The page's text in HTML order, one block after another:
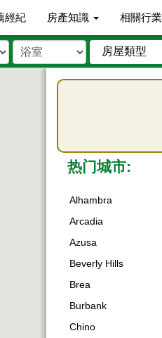
經紀 房產知識 相關行業
房屋類型
热门城市:
Alhambra
Arcadia
Azusa
Beverly Hills
Brea
Burbank
Chino